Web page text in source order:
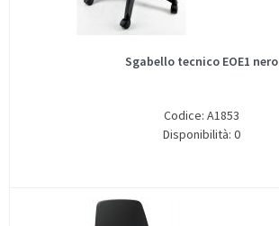
Sgabello tecnico EOE1 nero
Codice: A1853
Disponibilità: 0